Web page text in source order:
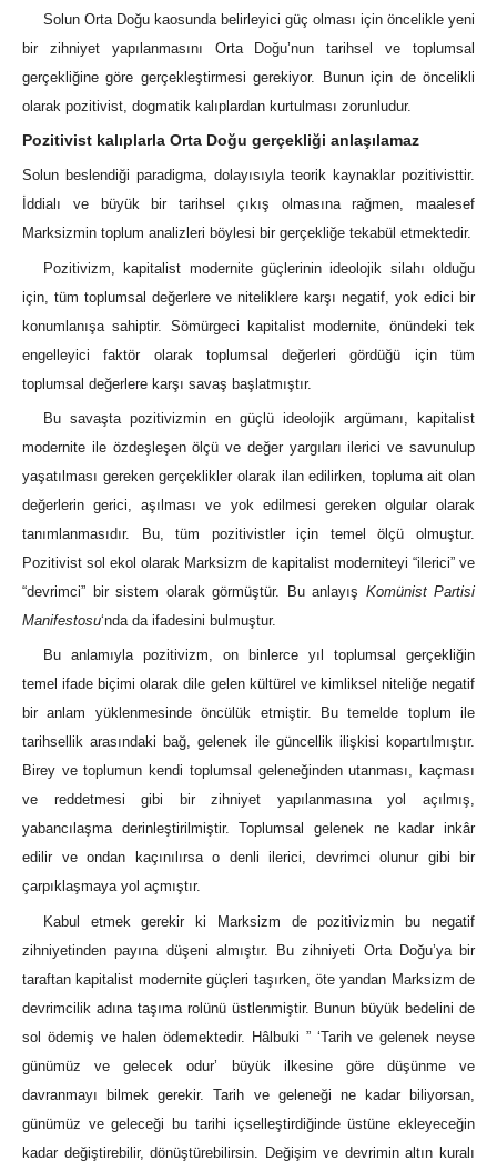
Solun Orta Doğu kaosunda belirleyici güç olması için öncelikle yeni
bir zihniyet yapılanmasını Orta Doğu’nun tarihsel ve toplumsal
gerçekliğine göre gerçekleştirmesi gerekiyor. Bunun için de öncelikli
olarak pozitivist, dogmatik kalıplardan kurtulması zorunludur.
Pozitivist kalıplarla Orta Doğu gerçekliği anlaşılamaz
Solun beslendiği paradigma, dolayısıyla teorik kaynaklar pozitivisttir.
İddialı ve büyük bir tarihsel çıkış olmasına rağmen, maalesef
Marksizmin toplum analizleri böylesi bir gerçekliğe tekabül etmektedir.
Pozitivizm, kapitalist modernite güçlerinin ideolojik silahı olduğu
için, tüm toplumsal değerlere ve niteliklere karşı negatif, yok edici bir
konumlanışa sahiptir. Sömürgeci kapitalist modernite, önündeki tek
engelleyici faktör olarak toplumsal değerleri gördüğü için tüm
toplumsal değerlere karşı savaş başlatmıştır.
Bu savaşta pozitivizmin en güçlü ideolojik argümanı, kapitalist
modernite ile özdeşleşen ölçü ve değer yargıları ilerici ve savunulup
yaşatılması gereken gerçeklikler olarak ilan edilirken, topluma ait olan
değerlerin gerici, aşılması ve yok edilmesi gereken olgular olarak
tanımlanmasıdır. Bu, tüm pozitivistler için temel ölçü olmuştur.
Pozitivist sol ekol olarak Marksizm de kapitalist moderniteyi “ilerici” ve
“devrimci” bir sistem olarak görmüştür. Bu anlayış Komünist Partisi
Manifestosu‘nda da ifadesini bulmuştur.
Bu anlamıyla pozitivizm, on binlerce yıl toplumsal gerçekliğin
temel ifade biçimi olarak dile gelen kültürel ve kimliksel niteliğe negatif
bir anlam yüklenmesinde öncülük etmiştir. Bu temelde toplum ile
tarihsellik arasındaki bağ, gelenek ile güncellik ilişkisi kopartılmıştır.
Birey ve toplumun kendi toplumsal geleneğinden utanması, kaçması
ve reddetmesi gibi bir zihniyet yapılanmasına yol açılmış,
yabancılaşma derinleştirilmiştir. Toplumsal gelenek ne kadar inkâr
edilir ve ondan kaçınılırsa o denli ilerici, devrimci olunur gibi bir
çarpıklaşmaya yol açmıştır.
Kabul etmek gerekir ki Marksizm de pozitivizmin bu negatif
zihniyetinden payına düşeni almıştır. Bu zihniyeti Orta Doğu’ya bir
taraftan kapitalist modernite güçleri taşırken, öte yandan Marksizm de
devrimcilik adına taşıma rolünü üstlenmiştir. Bunun büyük bedelini de
sol ödemiş ve halen ödemektedir. Hâlbuki ” ‘Tarih ve gelenek neyse
günümüz ve gelecek odur’ büyük ilkesine göre düşünme ve
davranmayı bilmek gerekir. Tarih ve geleneği ne kadar biliyorsan,
günümüz ve geleceği bu tarihi içselleştirdiğinde üstüne ekleyeceğin
kadar değiştirebilir, dönüştürebilirsin. Değişim ve devrimin altın kuralı